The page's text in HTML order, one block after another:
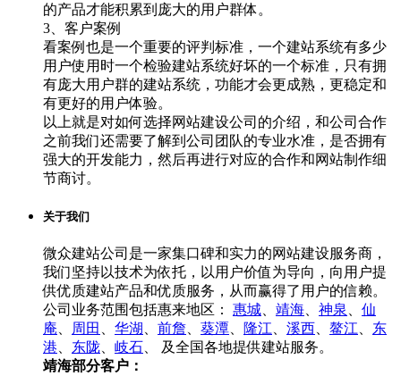
的产品才能积累到庞大的用户群体。
3、客户案例
看案例也是一个重要的评判标准，一个建站系统有多少
用户使用时一个检验建站系统好坏的一个标准，只有拥
有庞大用户群的建站系统，功能才会更成熟，更稳定和
有更好的用户体验。
以上就是对如何选择网站建设公司的介绍，和公司合作
之前我们还需要了解到公司团队的专业水准，是否拥有
强大的开发能力，然后再进行对应的合作和网站制作细
节商讨。
关于我们
微众建站公司是一家集口碑和实力的网站建设服务商，
我们坚持以技术为依托，以用户价值为导向，向用户提
供优质建站产品和优质服务，从而赢得了用户的信赖。
公司业务范围包括惠来地区： 惠城、 靖海、 神泉、 仙
庵、 周田 、 华湖 、 前詹、 葵潭、 隆江、 溪西、 鳌江、 东
港、 东陇、 岐石、
及全国各地提供建站服务。
靖海部分客户：